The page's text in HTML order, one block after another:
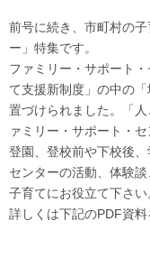
前号に続き、市町村の
ー」特集です。
ファミリー・サポート
て支援新制度」の中の
置づけられました。「
ァミリー・サポート・
登園、登校前や下校後
センターの活動、体験
子育てにお役立て下さい
詳しくは下記のPDF資料